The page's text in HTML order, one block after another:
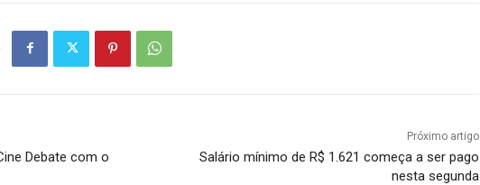
Debate com o
Próximo artigo
Salário mínimo de R$ 1.621 começa a ser pago
nesta segunda